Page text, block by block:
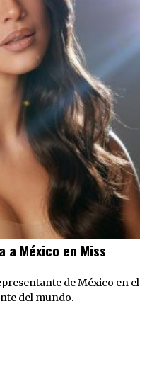
a México en Miss
de México en el
del mundo.